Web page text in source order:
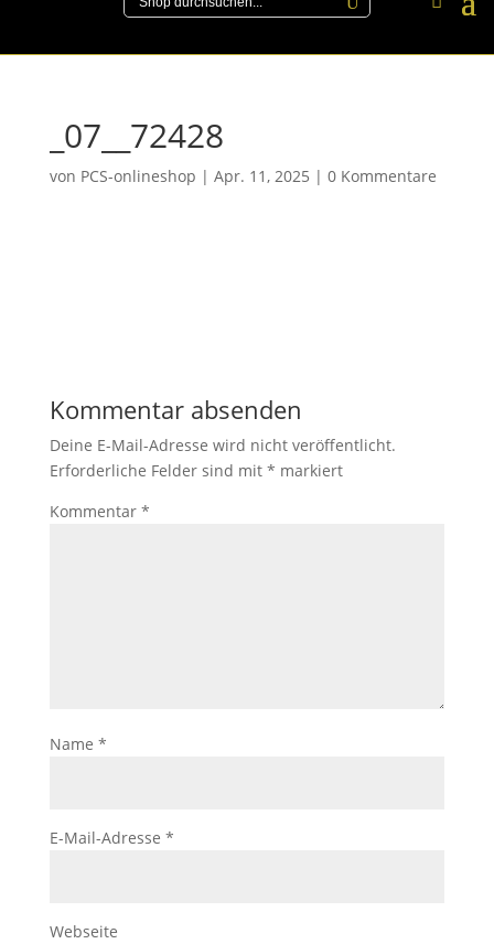
_07__72428
von PCS-onlineshop | Apr. 11, 2025 | 0 Kommentare
Kommentar absenden
Deine E-Mail-Adresse wird nicht veröffentlicht.
Erforderliche Felder sind mit * markiert
Kommentar *
Name *
E-Mail-Adresse *
Webseite